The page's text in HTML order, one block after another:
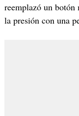
reemplazó un botón
la presión con una